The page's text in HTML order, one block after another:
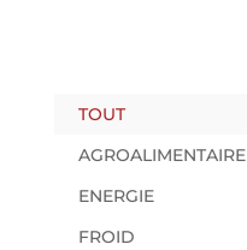
TOUT
AGROALIMENTAIRE
ENERGIE
FROID